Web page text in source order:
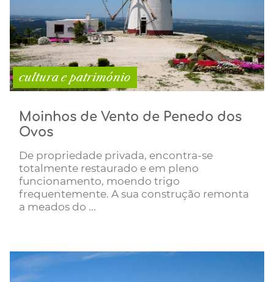
cultura e património
Moinhos de Vento de Penedo dos
Ovos
De propriedade privada, encontra-se
totalmente restaurado e em pleno
funcionamento, moendo trigo
frequentemente. A sua construção remonta
a meados do ...